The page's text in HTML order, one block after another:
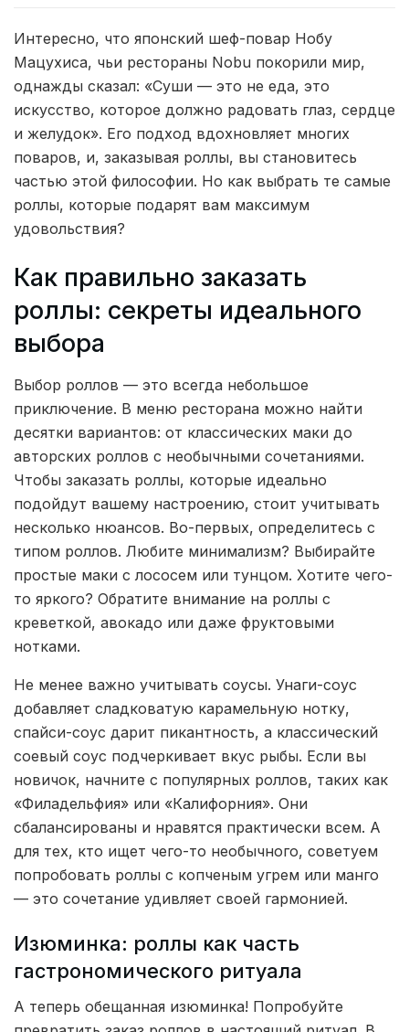
Интересно, что японский шеф-повар Нобу
Мацухиса, чьи рестораны Nobu покорили мир,
однажды сказал: «Суши — это не еда, это
искусство, которое должно радовать глаз, сердце
и желудок». Его подход вдохновляет многих
поваров, и, заказывая роллы, вы становитесь
частью этой философии. Но как выбрать те самые
роллы, которые подарят вам максимум
удовольствия?
Как правильно заказать
роллы: секреты идеального
выбора
Выбор роллов — это всегда небольшое
приключение. В меню ресторана можно найти
десятки вариантов: от классических маки до
авторских роллов с необычными сочетаниями.
Чтобы заказать роллы, которые идеально
подойдут вашему настроению, стоит учитывать
несколько нюансов. Во-первых, определитесь с
типом роллов. Любите минимализм? Выбирайте
простые маки с лососем или тунцом. Хотите чего-
то яркого? Обратите внимание на роллы с
креветкой, авокадо или даже фруктовыми
нотками.
Не менее важно учитывать соусы. Унаги-соус
добавляет сладковатую карамельную нотку,
спайси-соус дарит пикантность, а классический
соевый соус подчеркивает вкус рыбы. Если вы
новичок, начните с популярных роллов, таких как
«Филадельфия» или «Калифорния». Они
сбалансированы и нравятся практически всем. А
для тех, кто ищет чего-то необычного, советуем
попробовать роллы с копченым угрем или манго
— это сочетание удивляет своей гармонией.
Изюминка: роллы как часть
гастрономического ритуала
А теперь обещанная изюминка! Попробуйте